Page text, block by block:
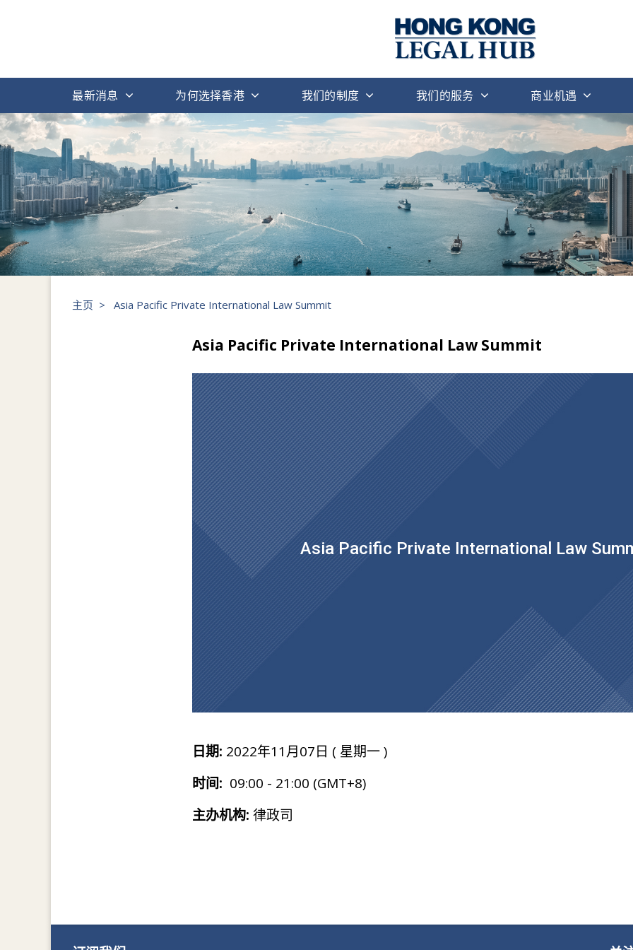
最新消息 为何选择香港 我们的制度 我们的服务 商业机遇
主页 > Asia Pacific Private International Law Summit
Asia Pacific Private International Law Summit
Asia Pacific Private International Law
日期: 2022年11月07日 ( 星期一 )
时间: 09:00 - 21:00 (GMT+8)
主办机构: 律政司